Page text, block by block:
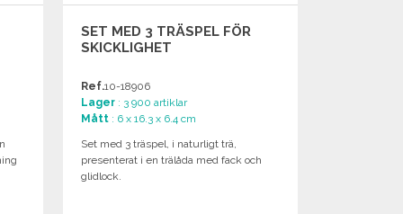
SET MED 3 TRÄSPEL FÖR
SKICKLIGHET
Ref.10-18906
Lager : 3 900 artiklar
Mått : 6 x 16.3 x 6.4 cm
Set med 3 träspel, i naturligt trä,
presenterat i en trälåda med fack och
glidlock.